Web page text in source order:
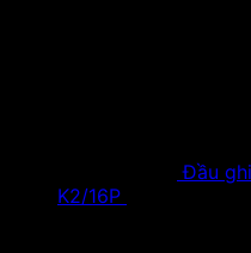
Đầu
K2/16P